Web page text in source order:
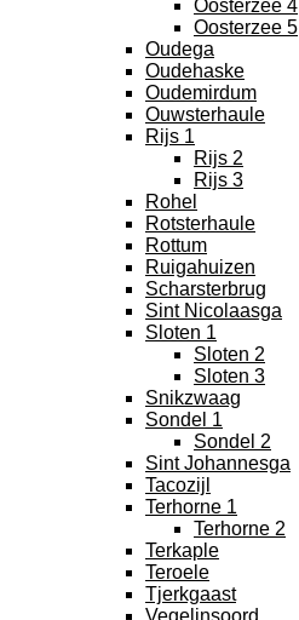
Oosterzee 4
Oosterzee 5
Oudega
Oudehaske
Oudemirdum
Ouwsterhaule
Rijs 1
Rijs 2
Rijs 3
Rohel
Rotsterhaule
Rottum
Ruigahuizen
Scharsterbrug
Sint Nicolaasga
Sloten 1
Sloten 2
Sloten 3
Snikzwaag
Sondel 1
Sondel 2
Sint Johannesga
Tacozijl
Terhorne 1
Terhorne 2
Terkaple
Teroele
Tjerkgaast
Vegelinsoord